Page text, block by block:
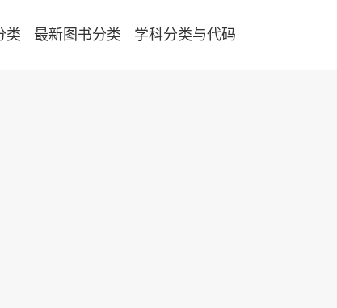
类 最新图书分类 学科分类与代码